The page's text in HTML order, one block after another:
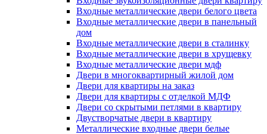
Входные металлические двери белого цвета
Входные металлические двери в панельный
дом
Входные металлические двери в сталинку
Входные металлические двери в хрущевку
Входные металлические двери мдф
Двери в многоквартирный жилой дом
Двери для квартиры на заказ
Двери для квартиры с отделкой МДФ
Двери со скрытыми петлями в квартиру
Двустворчатые двери в квартиру
Металлические входные двери белые